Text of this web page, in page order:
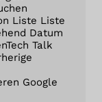
Liste Liste
Datum
Talk
Google